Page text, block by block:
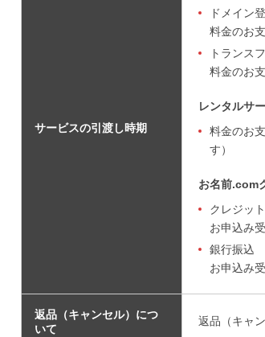
サービスの引渡し時期
ドメイン
料金のお
トランス
料金のお
レンタルサ
料金のお
す）
お名前.com
クレジッ
お申込み
銀行振込
お申込み
返品（キャンセル）につ
いて
返品（キャ